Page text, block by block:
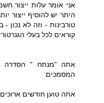
אני אומר עלות ייצור
היתר יש להוסיף ייצור
טורבינות - וזה לא נכון
קוראים לכל בעלי
אתה "מנתח " הסדרה
המסמכים
אתה טוען חודשים